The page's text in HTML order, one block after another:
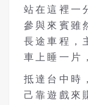
站在這裡一
參與來賓雖
長途車程，
車上睡一片
抵達台中時
己靠遊戲來